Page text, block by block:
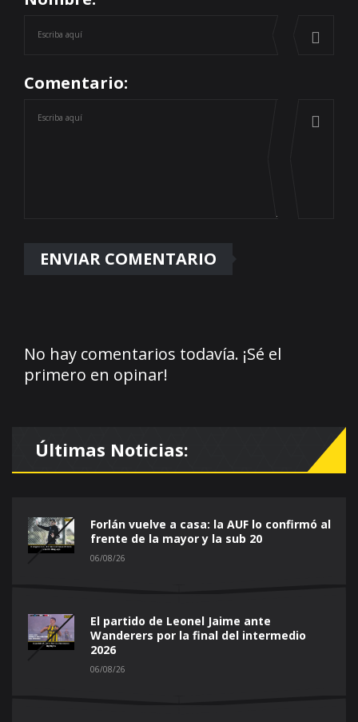
Comentario:
No hay comentarios todavía. ¡Sé el
primero en opinar!
Últimas Noticias:
Forlán vuelve a casa: la AUF lo confirmó al
frente de la mayor y la sub 20
06/08/26
El partido de Leonel Jaime ante
Wanderers por la final del intermedio
2026
06/08/26